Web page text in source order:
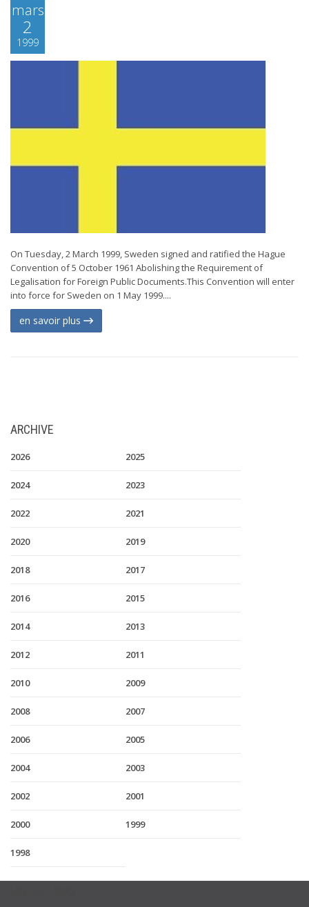
mars
2
1999
On Tuesday, 2 March 1999, Sweden signed and ratified the Hague
Convention of 5 October 1961 Abolishing the Requirement of
Legalisation for Foreign Public Documents.This Convention will enter
into force for Sweden on 1 May 1999....
en savoir plus
ARCHIVE
2026 2025
2024 2023
2022 2021
2020 2019
2018 2017
2016 2015
2014 2013
2012 2011
2010 2009
2008 2007
2006 2005
2004 2003
2002 2001
2000 1999
1998